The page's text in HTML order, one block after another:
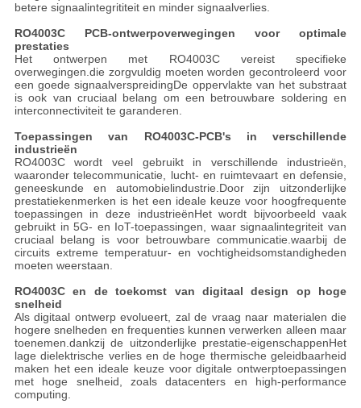
betere signaalintegrititeit en minder signaalverlies.
RO4003C PCB-ontwerpoverwegingen voor optimale
prestaties
Het ontwerpen met RO4003C vereist specifieke
overwegingen.die zorgvuldig moeten worden gecontroleerd voor
een goede signaalverspreidingDe oppervlakte van het substraat
is ook van cruciaal belang om een betrouwbare soldering en
interconnectiviteit te garanderen.
Toepassingen van RO4003C-PCB's in verschillende
industrieën
RO4003C wordt veel gebruikt in verschillende industrieën,
waaronder telecommunicatie, lucht- en ruimtevaart en defensie,
geneeskunde en automobielindustrie.Door zijn uitzonderlijke
prestatiekenmerken is het een ideale keuze voor hoogfrequente
toepassingen in deze industrieënHet wordt bijvoorbeeld vaak
gebruikt in 5G- en IoT-toepassingen, waar signaalintegriteit van
cruciaal belang is voor betrouwbare communicatie.waarbij de
circuits extreme temperatuur- en vochtigheidsomstandigheden
moeten weerstaan.
RO4003C en de toekomst van digitaal design op hoge
snelheid
Als digitaal ontwerp evolueert, zal de vraag naar materialen die
hogere snelheden en frequenties kunnen verwerken alleen maar
toenemen.dankzij de uitzonderlijke prestatie-eigenschappenHet
lage dielektrische verlies en de hoge thermische geleidbaarheid
maken het een ideale keuze voor digitale ontwerptoepassingen
met hoge snelheid, zoals datacenters en high-performance
computing.